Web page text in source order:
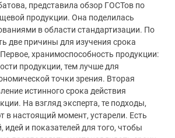
представила обзор ГОСТов по
продукции. Она поделилась
в области стандартизации. По
две причины для изучения срока
хранимоспособность продукции:
продукции, тем лучше для
точки зрения. Вторая
истинного срока действия
На взгляд эксперта, те подходы,
в настоящий момент, устарели. Есть
идей и показателей для того, чтобы